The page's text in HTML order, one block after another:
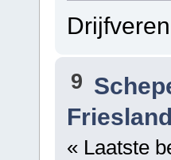
9
« Laatste